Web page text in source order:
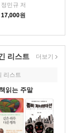
정민규 저
17,000원
리스트 더보기
리스트
읽는 주말